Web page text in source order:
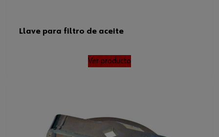
Llave para filtro de aceite
Ver producto